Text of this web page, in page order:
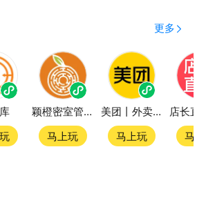
更多
颖橙密室管家SmartOrange
马上玩
美团丨外卖团购特价美食酒店电影
马上玩